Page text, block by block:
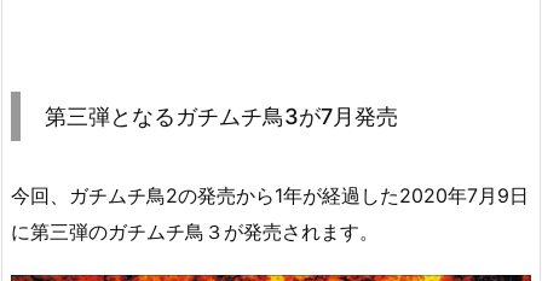
第三弾となるガチムチ鳥3が7月発売
今回、ガチムチ鳥2の発売から1年が経過した2020年7月9日
に第三弾のガチムチ鳥３が発売されます。